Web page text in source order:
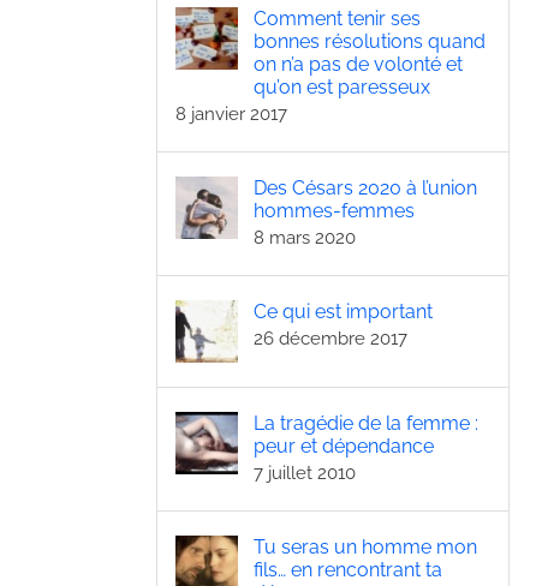
Comment tenir ses
bonnes résolutions quand
on n’a pas de volonté et
qu’on est paresseux
8 janvier 2017
Des Césars 2020 à l’union
hommes-femmes
8 mars 2020
Ce qui est important
26 décembre 2017
La tragédie de la femme :
peur et dépendance
7 juillet 2010
Tu seras un homme mon
fils… en rencontrant ta